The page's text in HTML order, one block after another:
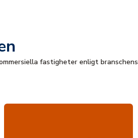
fastigheter enligt branschens